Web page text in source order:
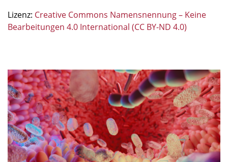
Lizenz: Creative Commons Namensnennung – Keine
Bearbeitungen 4.0 International (CC BY-ND 4.0)